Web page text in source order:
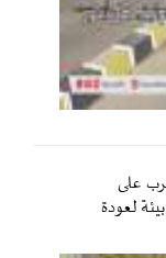
على
لعودة